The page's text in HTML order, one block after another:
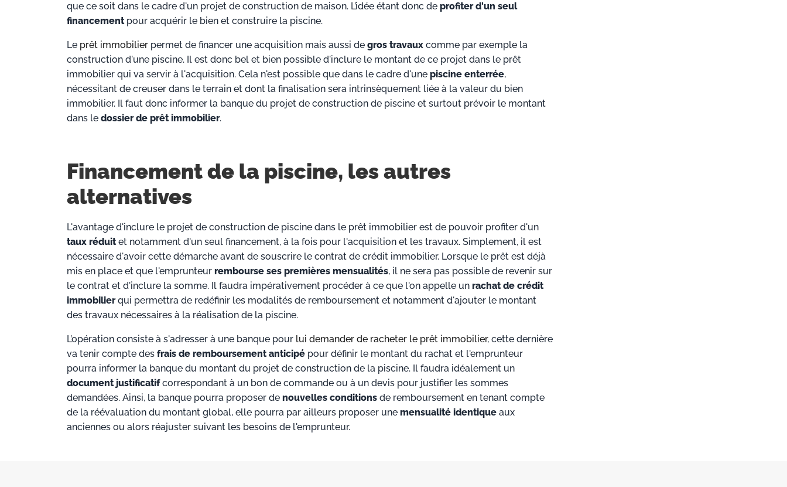
que ce soit dans le cadre d'un projet de construction de maison. L’idée étant donc de profiter d'un seul
financementpour acquérir le bien et construire la piscine.
Le prêt immobilier permet de financer une acquisition mais aussi de gros travaux comme par exemple la
construction d'une piscine. Il est donc bel et bien possible d'inclure le montant de ce projet dans le prêt
immobilier qui va servir à l'acquisition. Cela n'est possible que dans le cadre d'une piscine enterrée,
nécessitant de creuser dans le terrain et dont la finalisation sera intrinsèquement liée à la valeur du bien
immobilier. Il faut donc informer la banque du projet de construction de piscine et surtout prévoir le montant
dans le dossier de prêt immobilier.
Financement de la piscine, les autres
alternatives
L'avantage d'inclure le projet de construction de piscine dans le prêt immobilier est de pouvoir profiter d'un
taux réduitet notamment d'un seul financement, à la fois pour l'acquisition et les travaux. Simplement, il est
nécessaire d'avoir cette démarche avant de souscrire le contrat de crédit immobilier. Lorsque le prêt est déjà
mis en place et que l'emprunteur rembourse ses premières mensualités, il ne sera pas possible de revenir sur
le contrat et d'inclure la somme. Il faudra impérativement procéder à ce que l'on appelle un rachat de crédit
immobilierqui permettra de redéfinir les modalités de remboursement et notamment d'ajouter le montant
des travaux nécessaires à la réalisation de la piscine.
L’opération consiste à s'adresser à une banque pour lui demander de racheter le prêt immobilier, cette dernière
va tenir compte des frais de remboursement anticipé pour définir le montant du rachat et l'emprunteur
pourra informer la banque du montant du projet de construction de la piscine. Il faudra idéalement un
document justificatifcorrespondant à un bon de commande ou à un devis pour justifier les sommes
demandées. Ainsi, la banque pourra proposer de nouvelles conditions de remboursement en tenant compte
de la réévaluation du montant global, elle pourra par ailleurs proposer une mensualité identique aux
anciennes ou alors réajuster suivant les besoins de l'emprunteur.